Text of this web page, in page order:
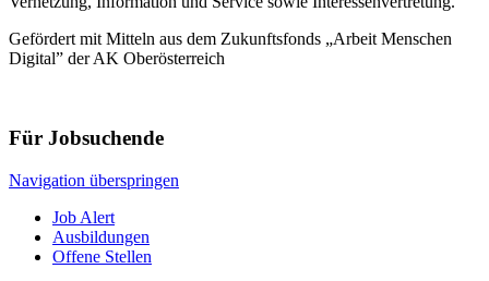
Gefördert mit Mitteln aus dem Zukunftsfonds „Arbeit Menschen
Digital” der AK Oberösterreich
Für Jobsuchende
Navigation überspringen
Job Alert
Ausbildungen
Offene Stellen